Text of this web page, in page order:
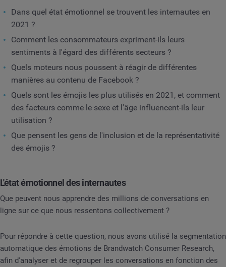
Dans quel état émotionnel se trouvent les internautes en
2021 ?
Comment les consommateurs expriment-ils leurs
sentiments à l'égard des différents secteurs ?
Quels moteurs nous poussent à réagir de différentes
manières au contenu de Facebook ?
Quels sont les émojis les plus utilisés en 2021, et comment
des facteurs comme le sexe et l'âge influencent-ils leur
utilisation ?
Que pensent les gens de l'inclusion et de la représentativité
des émojis ?
L'état émotionnel des internautes
Que peuvent nous apprendre des millions de conversations en
ligne sur ce que nous ressentons collectivement ?
Pour répondre à cette question, nous avons utilisé la segmentation
automatique des émotions de Brandwatch Consumer Research,
afin d'analyser et de regrouper les conversations en fonction des